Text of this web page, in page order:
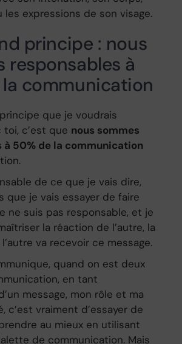
les expressions de son visage.
principe : nous
responsables à
communication
que je voudrais
c’est que nous sommes
à 50% de la communication
de ce que je vais dire,
que je vais essayer de faire
ne suis pas responsable, et je
la réaction de l’autre, la
va recevoir ce message.
quand on est deux
en tant
message, mon rôle et ma
c’est vraiment d’essayer de
au mieux en utilisant
de communication. Mais